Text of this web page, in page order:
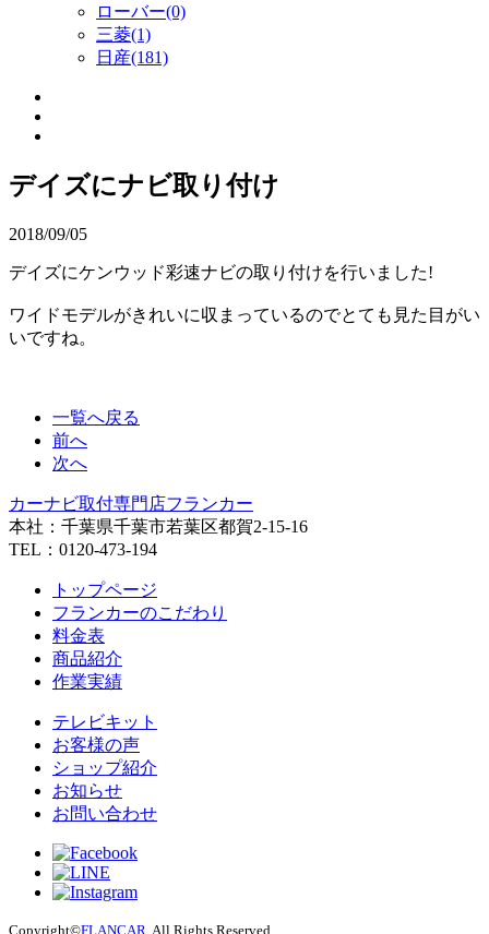
ローバー(0)
三菱(1)
日産(181)
デイズにナビ取り付け
2018/09/05
デイズにケンウッド彩速ナビの取り付けを行いました!
ワイドモデルがきれいに収まっているのでとても見た目がい
いですね。
一覧へ戻る
前へ
次へ
カーナビ取付専⾨店フランカー
本社：千葉県千葉市若葉区都賀2-15-16
TEL：0120-473-194
トップページ
フランカーのこだわり
料金表
商品紹介
作業実績
テレビキット
お客様の声
ショップ紹介
お知らせ
お問い合わせ
Copyright©FLANCAR . All Rights Reserved.